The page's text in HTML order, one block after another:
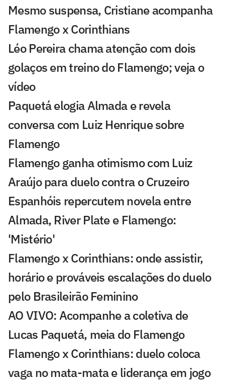
Mesmo suspensa, Cristiane acompanha
Flamengo x Corinthians
Léo Pereira chama atenção com dois
golaços em treino do Flamengo; veja o
vídeo
Paquetá elogia Almada e revela
conversa com Luiz Henrique sobre
Flamengo
Flamengo ganha otimismo com Luiz
Araújo para duelo contra o Cruzeiro
Espanhóis repercutem novela entre
Almada, River Plate e Flamengo:
'Mistério'
Flamengo x Corinthians: onde assistir,
horário e prováveis escalações do duelo
pelo Brasileirão Feminino
AO VIVO: Acompanhe a coletiva de
Lucas Paquetá, meia do Flamengo
Flamengo x Corinthians: duelo coloca
vaga no mata-mata e liderança em jogo